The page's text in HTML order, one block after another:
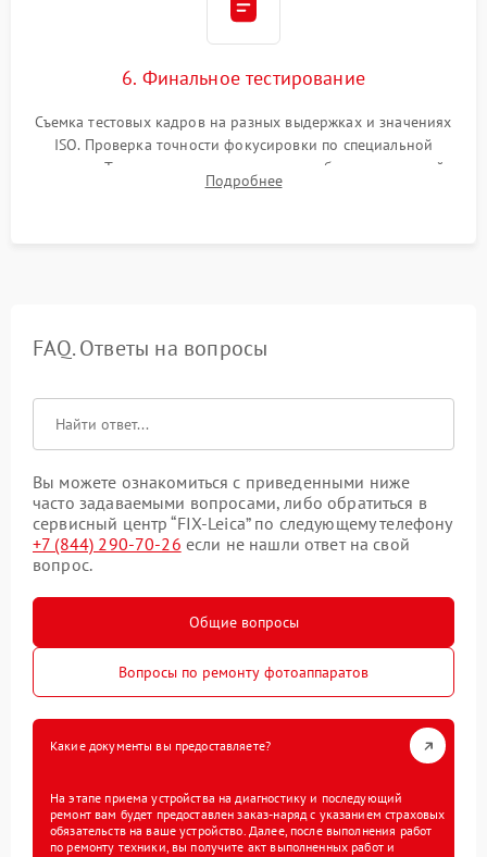
6. Финальное тестирование
Съемка тестовых кадров на разных выдержках и значениях
ISO. Проверка точности фокусировки по специальной
мишени. Тест записи на карту памяти, работы встроенной
вспышки, микрофона и всех кнопок управления.
Подробнее
FAQ. Ответы на вопросы
Вы можете ознакомиться с приведенными ниже
часто задаваемыми вопросами, либо обратиться в
сервисный центр “FIX-Leica” по следующему телефону
+7 (844) 290-70-26 если не нашли ответ на свой
вопрос.
Общие вопросы
Вопросы по ремонту фотоаппаратов
Какие документы вы предоставляете?
На этапе приема устройства на диагностику и последующий
ремонт вам будет предоставлен заказ-наряд с указанием страховых
обязательств на ваше устройство. Далее, после выполнения работ
по ремонту техники, вы получите акт выполненных работ и